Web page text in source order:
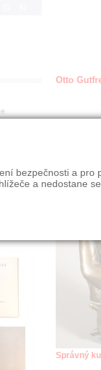
Otto
Správný
bezpečnosti a pro
a nedostane